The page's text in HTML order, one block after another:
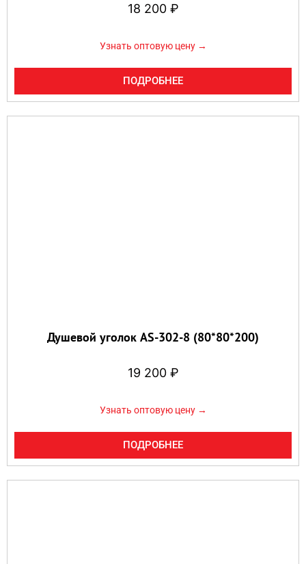
18 200 ₽
Узнать оптовую цену →
ПОДРОБНЕЕ
Душевой уголок AS-302-8 (80*80*200)
19 200 ₽
Узнать оптовую цену →
ПОДРОБНЕЕ